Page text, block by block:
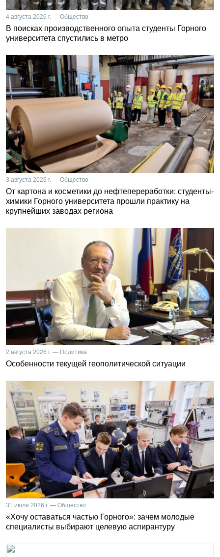
4 августа 2026 г. — Общество
В поисках производственного опыта студенты Горного
университета спустились в метро
3 августа 2026 г. — Общество
От картона и косметики до нефтепереработки: студенты-
химики Горного университета прошли практику на
крупнейших заводах региона
2 августа 2026 г. — Политика
Особенности текущей геополитической ситуации
31 июля 2026 г. — Общество
«Хочу оставаться частью Горного»: зачем молодые
специалисты выбирают целевую аспирантуру